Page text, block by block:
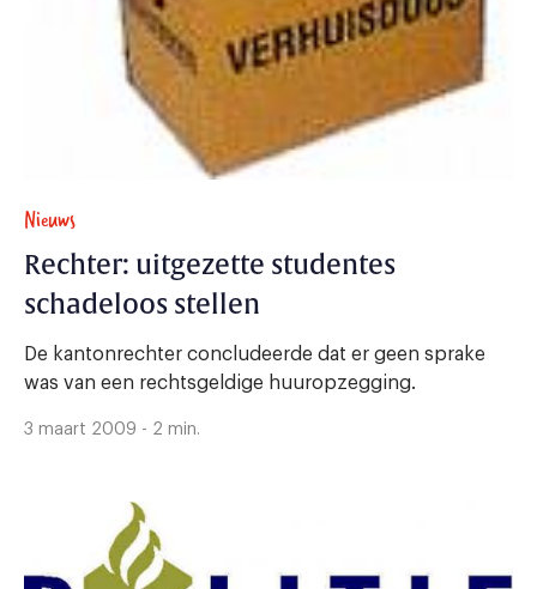
Nieuws
Rechter: uitgezette studentes
schadeloos stellen
De kantonrechter concludeerde dat er geen sprake
was van een rechtsgeldige huuropzegging.
3 maart 2009 - 2 min.